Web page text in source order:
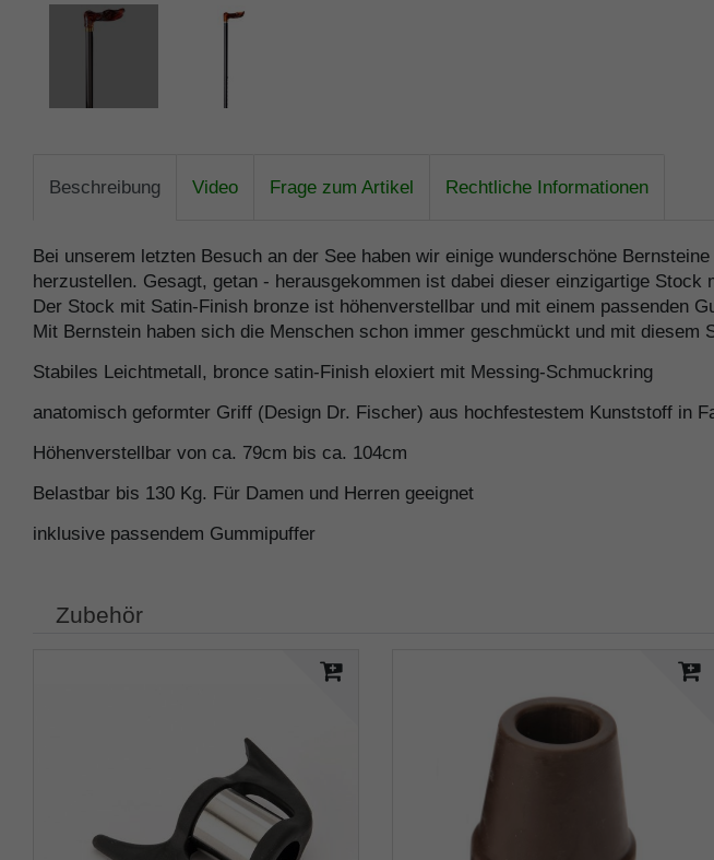
Beschreibung Video Frage zum Artikel Rechtliche Informationen
Bei unserem letzten Besuch an der See haben wir einige wunderschöne
herzustellen. Gesagt, getan - herausgekommen ist dabei dieser einzigartige
Der Stock mit Satin-Finish bronze ist höhenverstellbar und mit einem passenden
Mit Bernstein haben sich die Menschen schon immer geschmückt und mit
Stabiles Leichtmetall, bronce satin-Finish eloxiert mit Messing-Schmuckring
anatomisch geformter Griff (Design Dr. Fischer) aus hochfestestem Kunststoff in
Höhenverstellbar von ca. 79cm bis ca. 104cm
Belastbar bis 130 Kg. Für Damen und Herren geeignet
inklusive passendem Gummipuffer
Zubehör